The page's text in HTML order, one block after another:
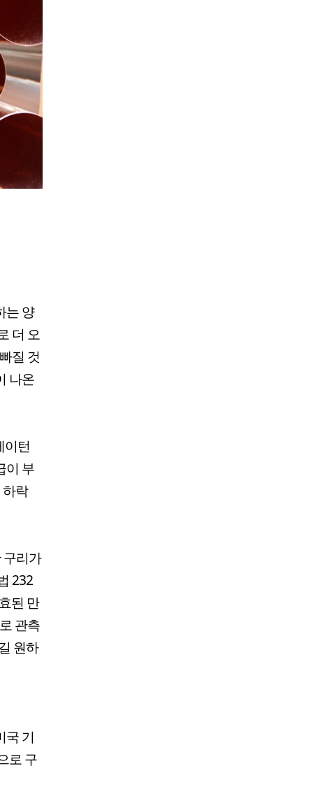
는 양
더 오
질 것
나온
이턴
이 부
락
구리가
232
된 만
관측
원하
국 기
로 구